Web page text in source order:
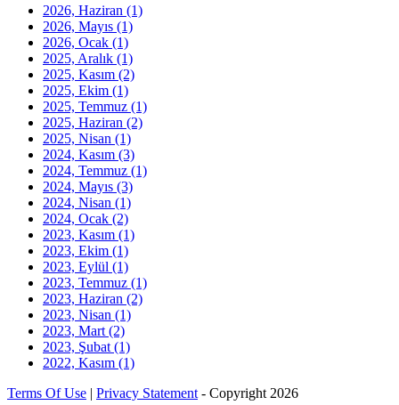
2026, Haziran (1)
2026, Mayıs (1)
2026, Ocak (1)
2025, Aralık (1)
2025, Kasım (2)
2025, Ekim (1)
2025, Temmuz (1)
2025, Haziran (2)
2025, Nisan (1)
2024, Kasım (3)
2024, Temmuz (1)
2024, Mayıs (3)
2024, Nisan (1)
2024, Ocak (2)
2023, Kasım (1)
2023, Ekim (1)
2023, Eylül (1)
2023, Temmuz (1)
2023, Haziran (2)
2023, Nisan (1)
2023, Mart (2)
2023, Şubat (1)
2022, Kasım (1)
Terms Of Use | Privacy Statement - Copyright 2026